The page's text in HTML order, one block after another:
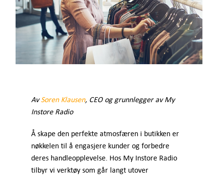
Support
Logg inn
NO
AvSoren Klausen, CEO og grunnlegger av My
Instore Radio
Å skape den perfekte atmosfæren i butikken er
nøkkelen til å engasjere kunder og forbedre
deres handleopplevelse. Hos My Instore Radio
tilbyr vi verktøy som går langt utover